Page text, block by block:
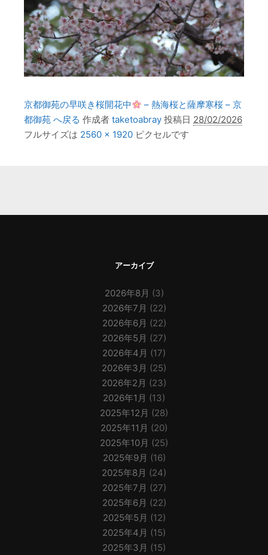
京都御苑の早咲き桜開花中
– 熱海桜と薩摩寒桜 – 京
都御苑 へ戻る 作成者 taketoabray 投稿日 28/02/2026
フルサイズは 2560 × 1920 ピクセルです
アーカイブ
2026年8月 (3)
2026年7月 (22)
2026年6月 (22)
2026年5月 (27)
2026年4月 (17)
2026年3月 (25)
2026年2月 (23)
2026年1月 (13)
2025年12月 (28)
2025年11月 (20)
2025年10月 (25)
2025年9月 (16)
2025年8月 (24)
2025年7月 (27)
2025年6月 (22)
2025年5月 (12)
2025年4月 (15)
2025年3月 (15)